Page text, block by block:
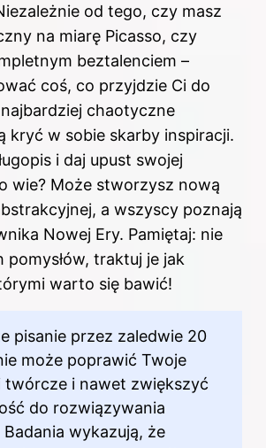
od tego, czy masz
na miarę Picasso, czy
beztalenciem –
coś, co przyjdzie Ci do
chaotyczne
kryć w sobie skarby inspiracji.
i daj upust swojej
wie? Może stworzysz nową
a wszyscy poznają
Nowej Ery. Pamiętaj: nie
pomysłów, traktuj je jak
warto się bawić!
pisanie przez zaledwie 20
może poprawić Twoje
twórcze i nawet zwiększyć
do rozwiązywania
wykazują, że